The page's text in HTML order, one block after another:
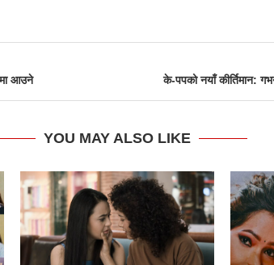
आउने के-पपको नयाँ कीर्तिमान:
YOU MAY ALSO LIKE